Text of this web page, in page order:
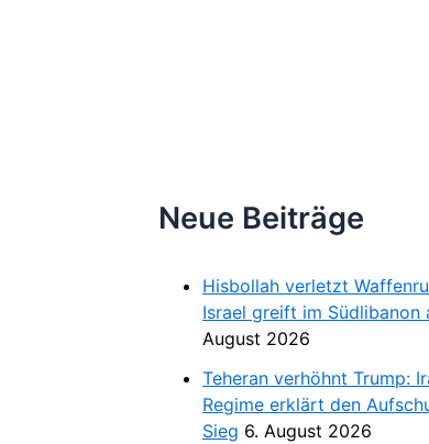
Neue Beiträge
Hisbollah verletzt
Israel greift im Südlibanon
August 2026
Teheran verhöhnt Trump:
Regime erklärt den
Sieg 6. August 2026